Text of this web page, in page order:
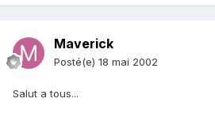
Maverick
Posté(e) 18 mai 2002
Salut a tous...